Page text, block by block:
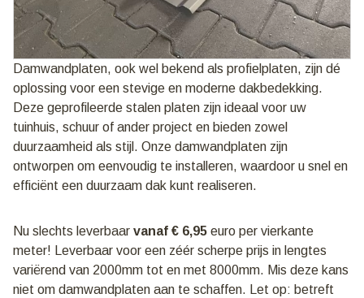
Damwandplaten, ook wel bekend als profielplaten, zijn dé
oplossing voor een stevige en moderne dakbedekking.
Deze geprofileerde stalen platen zijn ideaal voor uw
tuinhuis, schuur of ander project en bieden zowel
duurzaamheid als stijl. Onze damwandplaten zijn
ontworpen om eenvoudig te installeren, waardoor u snel en
efficiënt een duurzaam dak kunt realiseren.
Nu slechts leverbaar vanaf € 6,95 euro per vierkante
meter! Leverbaar voor een zéér scherpe prijs in lengtes
variërend van 2000mm tot en met 8000mm. Mis deze kans
niet om damwandplaten aan te schaffen. Let op: betreft